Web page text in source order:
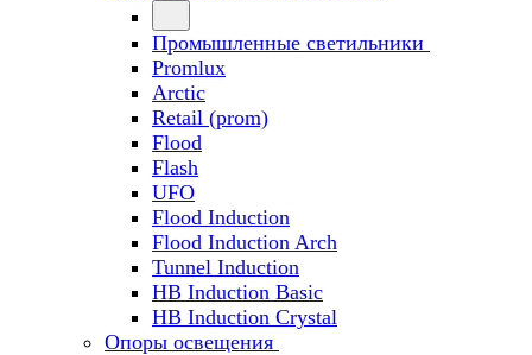
Промышленные светильники
Promlux
Arctic
Retail (prom)
Flood
Flash
UFO
Flood Induction
Flood Induction Arch
Tunnel Induction
HB Induction Basic
HB Induction Crystal
Опоры освещения